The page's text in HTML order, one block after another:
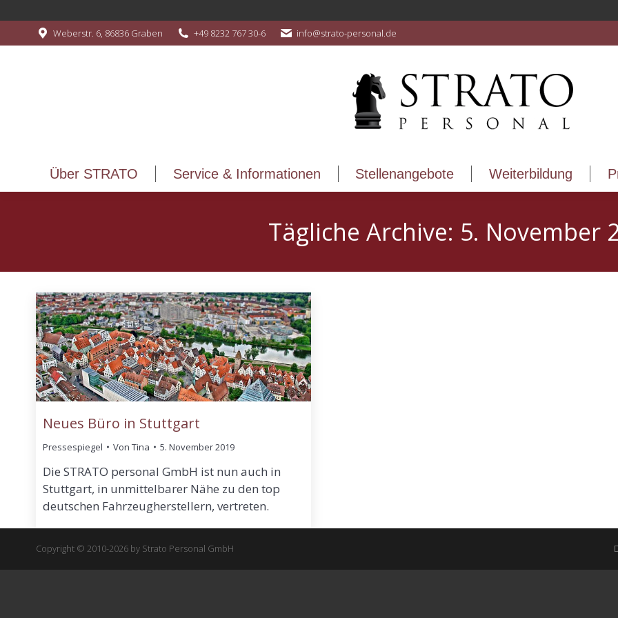
Weberstr. 6, 86836 Graben +49 8232 767 30-6 info@strato-personal.de
Über STRATO Service & Informationen Stellenangebote Weiterbildung
Tägliche Archive: 5. November
Neues Büro in Stuttgart
Pressespiegel Von Tina 5. November 2019
Die STRATO personal GmbH ist nun auch in
Stuttgart, in unmittelbarer Nähe zu den top
deutschen Fahrzeugherstellern, vertreten.
Copyright © 2010-2026 by Strato Personal GmbH
Über STRATO Service & Informationen Stellenangebote Weiterbildung